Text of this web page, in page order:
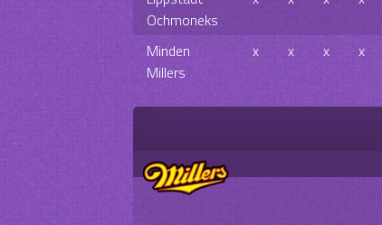
Ochmoneks
Minden
Millers
x x x x